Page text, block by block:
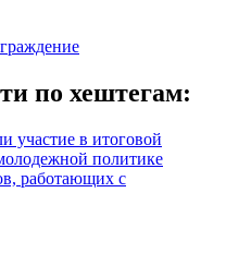
по хештегам: